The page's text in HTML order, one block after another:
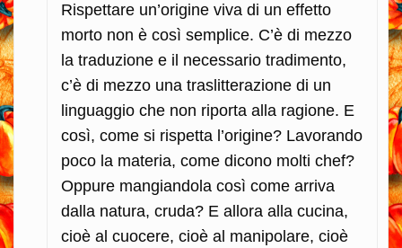
Rispettare un’origine viva di un effetto
morto non è così semplice. C’è di mezzo
la traduzione e il necessario tradimento,
c’è di mezzo una traslitterazione di un
linguaggio che non riporta alla ragione. E
così, come si rispetta l’origine? Lavorando
poco la materia, come dicono molti chef?
Oppure mangiandola così come arriva
dalla natura, cruda? E allora alla cucina,
cioè al cuocere, cioè al manipolare, cioè